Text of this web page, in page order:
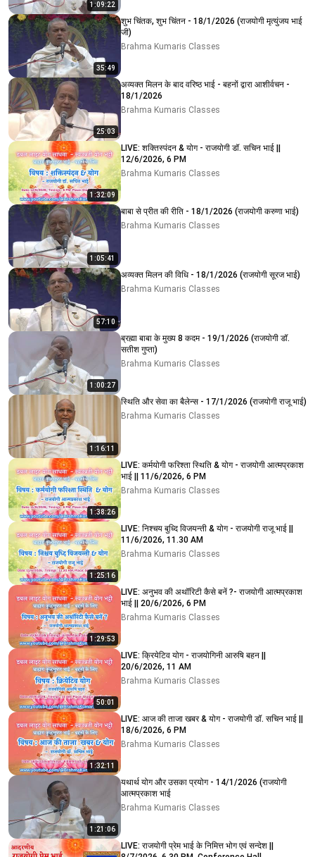
1:09:22
35:49
शुभ चिंतक, शुभ चिंतन - 18/1/2026 (राजयोगी मृत्युंजय भाई
जी)
Brahma Kumaris Classes
25:03
अव्यक्त मिलन के बाद वरिष्ठ भाई - बहनों द्वारा आशीर्वचन -
18/1/2026
Brahma Kumaris Classes
1:32:09
LIVE: शक्तिस्पंदन & योग - राजयोगी डॉ. सचिन भाई ||
12/6/2026, 6 PM
Brahma Kumaris Classes
1:05:41
बाबा से प्रीत की रीति - 18/1/2026 (राजयोगी करुणा भाई)
Brahma Kumaris Classes
57:10
अव्यक्त मिलन की विधि - 18/1/2026 (राजयोगी सूरज भाई)
Brahma Kumaris Classes
1:00:27
ब्रह्मा बाबा के मुख्य 8 कदम - 19/1/2026 (राजयोगी डॉ.
सतीश गुप्ता)
Brahma Kumaris Classes
1:16:11
स्थिति और सेवा का बैलेन्स - 17/1/2026 (राजयोगी राजू भाई)
Brahma Kumaris Classes
1:38:26
LIVE: कर्मयोगी फरिश्ता स्थिति & योग - राजयोगी आत्मप्रकाश
भाई || 11/6/2026, 6 PM
Brahma Kumaris Classes
1:25:16
LIVE: निश्चय बुध्दि विजयन्ती & योग - राजयोगी राजू भाई ||
11/6/2026, 11.30 AM
Brahma Kumaris Classes
1:29:53
LIVE: अनुभव की अथॉरिटी कैसे बनें ?- राजयोगी आत्मप्रकाश
भाई || 20/6/2026, 6 PM
Brahma Kumaris Classes
50:01
LIVE: क्रियेटिव योग - राजयोगिनी आरुषि बहन ||
20/6/2026, 11 AM
Brahma Kumaris Classes
1:32:11
LIVE: आज की ताजा खबर & योग - राजयोगी डॉ. सचिन भाई ||
18/6/2026, 6 PM
Brahma Kumaris Classes
1:21:06
यथार्थ योग और उसका प्रयोग - 14/1/2026 (राजयोगी
आत्मप्रकाश भाई
Brahma Kumaris Classes
LIVE: राजयोगी प्रेम भाई के निमित्त भोग एवं सन्देश ||